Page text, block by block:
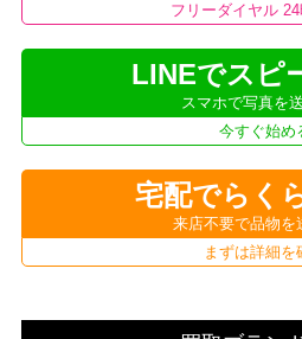
フリーダイヤル
LINEでスピ
スマホで写真を
今すぐ始め
宅配でらく
来店不要で品物を
まずは詳細を